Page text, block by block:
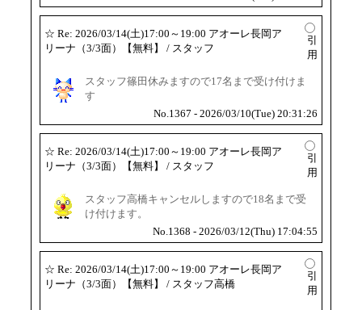
☆ Re: 2026/03/14(土)17:00～19:00 アオーレ長岡ア
リーナ（3/3面）【無料】
/ スタッフ
引
用
スタッフ篠田休みますので17名まで受け付けま
す
No.1367 - 2026/03/10(Tue) 20:31:26
☆ Re: 2026/03/14(土)17:00～19:00 アオーレ長岡ア
リーナ（3/3面）【無料】
/ スタッフ
引
用
スタッフ高橋キャンセルしますので18名まで受
け付けます。
No.1368 - 2026/03/12(Thu) 17:04:55
☆ Re: 2026/03/14(土)17:00～19:00 アオーレ長岡ア
リーナ（3/3面）【無料】
/ スタッフ高橋
引
用